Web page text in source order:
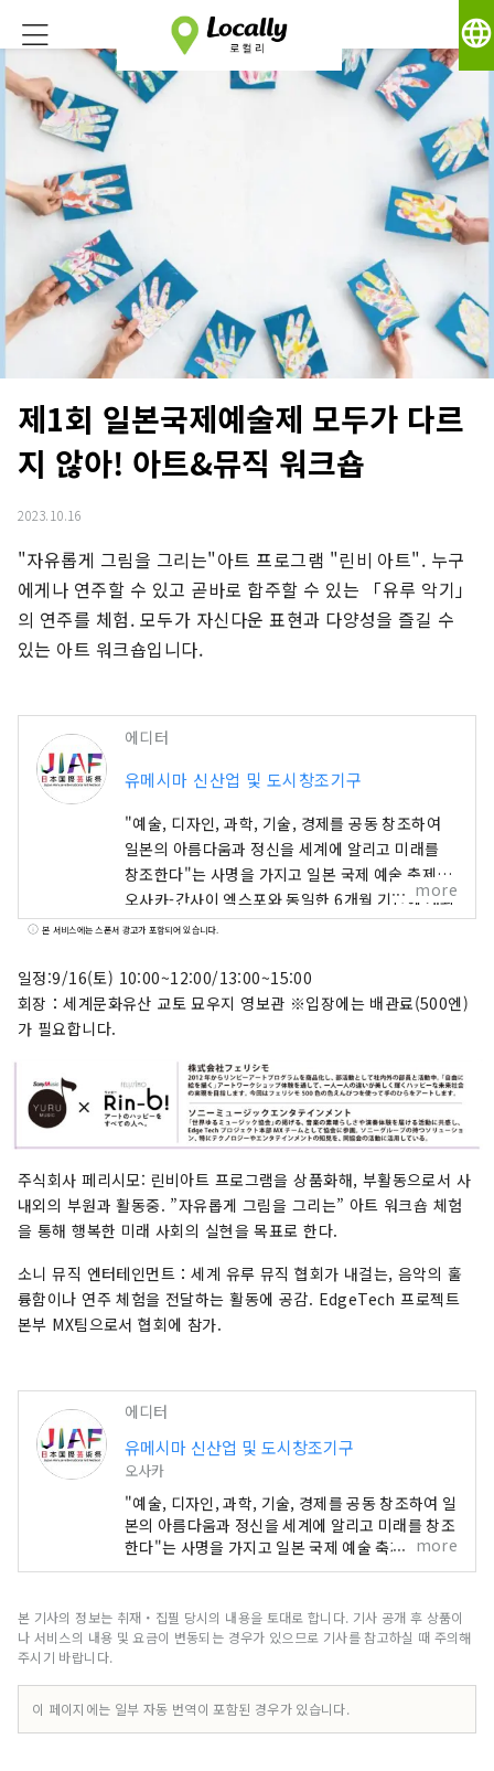
language
제1회 일본국제예술제 모두가 다르
지 않아! 아트&뮤직 워크숍
2023.10.16
"자유롭게 그림을 그리는"아트 프로그램 "린비 아트". 누구
에게나 연주할 수 있고 곧바로 합주할 수 있는 「유루 악기」
의 연주를 체험. 모두가 자신다운 표현과 다양성을 즐길 수
있는 아트 워크숍입니다.
에디터
유메시마 신산업 및 도시창조기구
"예술, 디자인, 과학, 기술, 경제를 공동 창조하여
일본의 아름다움과 정신을 세계에 알리고 미래를
창조한다"는 사명을 가지고 일본 국제 예술 축제가
오사카-간사이 엑스포와 동일한 6개월 기간에 개최
됩니다. 이번 엑스포에는 158개 국가 및 지역과 7
카, 간사이, 그리고 전국 각지에서 펼쳐지는 네트워
크를 통해 문화예술, 경제, 사회의 선순환과 삶이 빛
예술, 과학기술, 경제 분야에서 공동 창조의 범위를
넓혀갈 수 있기를 기대합니다.
************************************** 유
메시마 신산업 및 도시창조기구(주) / 사무국: 건강
한 도시디자인연구소(주)
https://yumeshimakikou.org/ 마이니치 신
문사 빌딩, 오사카시 기타구 우메다 3-4-5, 우편번
info@yumeshimakikou.com 전화: 06-
6136-8803
***************************************
more
본 서비스에는 스폰서 광고가 포함되어 있습니다.
일정:9/16(토) 10:00~12:00/13:00~15:00
회장：세계문화유산 교토 묘우지 영보관 ※입장에는 배관료(500엔)
가 필요합니다.
주식회사 페리시모: 린비아트 프로그램을 상품화해, 부활동으로서 사
내외의 부원과 활동중. ”자유롭게 그림을 그리는” 아트 워크숍 체험
을 통해 행복한 미래 사회의 실현을 목표로 한다.
소니 뮤직 엔터테인먼트：세계 유루 뮤직 협회가 내걸는, 음악의 훌
륭함이나 연주 체험을 전달하는 활동에 공감. EdgeTech 프로젝트
본부 MX팀으로서 협회에 참가.
에디터
유메시마 신산업 및 도시창조기구
오사카
"예술, 디자인, 과학, 기술, 경제를 공동 창조하여 일
본의 아름다움과 정신을 세계에 알리고 미래를 창조
한다"는 사명을 가지고 일본 국제 예술 축제가 오사
카-간사이 엑스포와 동일한 6개월 기간에 개최됩니
제기구가 참가하며, 엑스포 현장과 교토, 오사카, 간
사이, 그리고 전국 각지에서 펼쳐지는 네트워크를
엑스포를 통해 전 세계 국가들과 다양한 문화예술,
과학기술, 경제 분야에서 공동 창조의 범위를 넓혀
more
본 기사의 정보는 취재・집필 당시의 내용을 토대로 합니다. 기사 공개 후 상품이
나 서비스의 내용 및 요금이 변동되는 경우가 있으므로 기사를 참고하실 때 주의해
주시기 바랍니다.
이 페이지에는 일부 자동 번역이 포함된 경우가 있습니다.